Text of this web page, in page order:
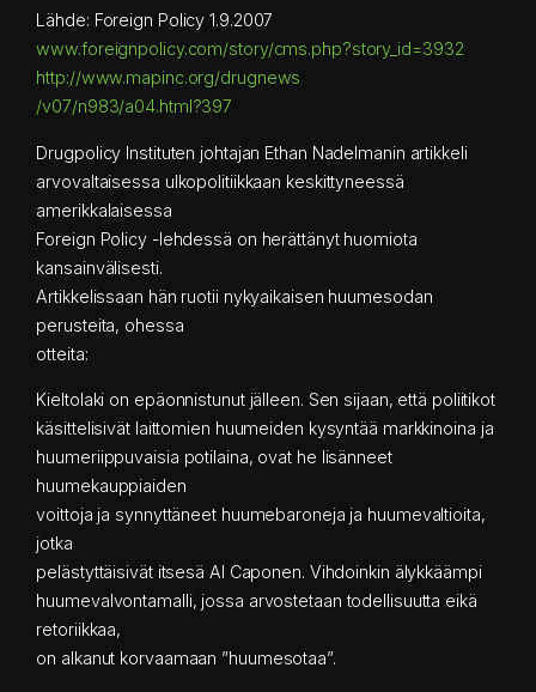
Lähde: Foreign Policy 1.9.2007
www.foreignpolicy.com/story/cms.php?story_id=3932
http://www.mapinc.org/drugnews
/v07/n983/a04.html?397
Drugpolicy Instituten johtajan Ethan Nadelmanin artikkeli
arvovaltaisessa ulkopolitiikkaan keskittyneessä
amerikkalaisessa
Foreign Policy -lehdessä on herättänyt huomiota
kansainvälisesti.
Artikkelissaan hän ruotii nykyaikaisen huumesodan
perusteita, ohessa
otteita:
Kieltolaki on epäonnistunut jälleen. Sen sijaan, että poliitikot
käsittelisivät laittomien huumeiden kysyntää markkinoina ja
huumeriippuvaisia potilaina, ovat he lisänneet
huumekauppiaiden
voittoja ja synnyttäneet huumebaroneja ja huumevaltioita,
jotka
pelästyttäisivät itsesä Al Caponen. Vihdoinkin älykkäämpi
huumevalvontamalli, jossa arvostetaan todellisuutta eikä
retoriikkaa,
on alkanut korvaamaan ”huumesotaa”.